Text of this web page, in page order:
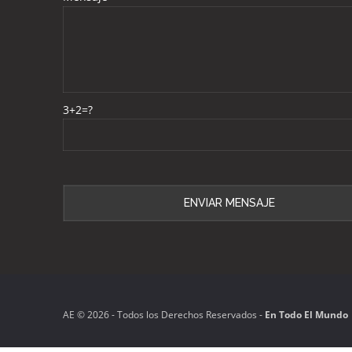
3+2=?
AE ©️ 2026 - Todos los Derechos Reservados - En Todo El Mundo